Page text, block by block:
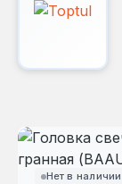
Нет в наличии
Пропустить